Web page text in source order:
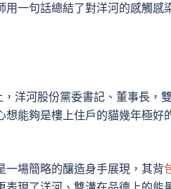
一句話總結了對洋河的感觸感
，洋河股份黨委書記、董事長，
想能夠是樓上住戶的貓幾年極好
場簡略的釀造身手展現，其背